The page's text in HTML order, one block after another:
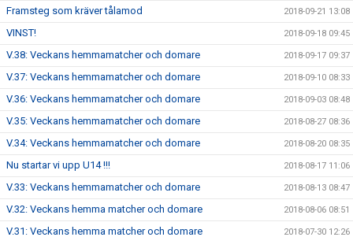
Framsteg som kräver tålamod 2018-09-21 13:08
VINST! 2018-09-18 09:45
V.38: Veckans hemmamatcher och domare 2018-09-17 09:37
V.37: Veckans hemmamatcher och domare 2018-09-10 08:33
V.36: Veckans hemmamatcher och domare 2018-09-03 08:48
V.35: Veckans hemmamatcher och domare 2018-08-27 08:36
V.34: Veckans hemmamatcher och domare 2018-08-20 08:35
Nu startar vi upp U14 !!! 2018-08-17 11:06
V.33: Veckans hemmamatcher och domare 2018-08-13 08:47
V.32: Veckans hemma matcher och domare 2018-08-06 08:51
V.31: Veckans hemma matcher och domare 2018-07-30 12:26